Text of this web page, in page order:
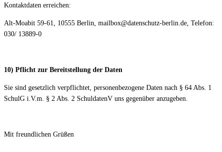
Kontaktdaten erreichen:
Alt-Moabit 59-61, 10555 Berlin, mailbox@datenschutz-berlin.de, Telefon:
030/ 13889-0
10) Pflicht zur Bereitstellung der Daten
Sie sind gesetzlich verpflichtet, personenbezogene Daten nach § 64 Abs. 1
SchulG i.V.m. § 2 Abs. 2 SchuldatenV uns gegenüber anzugeben.
Mit freundlichen Grüßen